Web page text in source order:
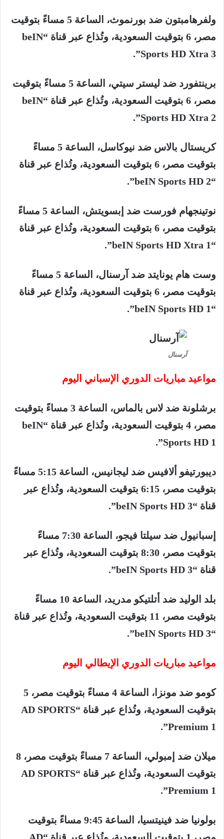
ولفرهامبتون ضد بورنموث، الساعة مساءً بتوقيت
مصر،
بتوقيت السعودية، وتُذاع عبر قناة
“beIN
Sports HD Xtra 3”.
برينتفورد ضد ليستر سيتي، الساعة مساءً بتوقيت
مصر،
بتوقيت السعودية، وتُذاع عبر قناة
“beIN
Sports HD Xtra 2”.
كريستال بالاس ضد نيوكاسل، الساعة
مساءً
بتوقيت مصر، بتوقيت السعودية، وتُذاع عبر قناة
“beIN Sports HD 2”.
نوتينجهام فورست ضد إبسويتش، الساعة
مساءً
بتوقيت مصر، بتوقيت السعودية، وتُذاع عبر قناة
“beIN Sports HD Xtra 1”.
وست هام يونايتد ضد آرسنال، الساعة
مساءً
بتوقيت مصر، بتوقيت السعودية، وتُذاع عبر قناة
“beIN Sports HD 1”.
آرسنال
مواعيد مباريات الدوري الإسباني اليوم
برشلونة ضد لاس بالماس، الساعة مساءً بتوقيت
مصر،
بتوقيت السعودية، وتُذاع عبر قناة
“beIN
Sports HD 1”.
ديبورتيفو ألافيس ضد ليجانيس، الساعة
مساءً
بتوقيت مصر، بتوقيت السعودية، وتُذاع عبر
قناة “beIN Sports HD 3”.
إسبانيول ضد سيلتا فيجو، الساعة
مساءً
بتوقيت مصر، بتوقيت السعودية، وتُذاع عبر
قناة “beIN Sports HD 3”.
بلد الوليد ضد أتلتيكو مدريد، الساعة
مساءً
بتوقيت مصر، بتوقيت السعودية، وتُذاع عبر قناة
“beIN Sports HD 3”.
مواعيد مباريات الدوري الإيطالي اليوم
كومو ضد مونزا، الساعة مساءً بتوقيت مصر،
بتوقيت السعودية، وتُذاع عبر قناة
“AD SPORTS
Premium 1”.
ميلان ضد إمبولي، الساعة مساءً بتوقيت مصر،
بتوقيت السعودية، وتُذاع عبر قناة
“AD SPORTS
Premium 1”.
بولونيا ضد فينيتسيا، الساعة مساءً بتوقيت